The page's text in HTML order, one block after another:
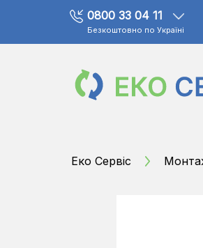
0800 33 04 11
Безкоштовно по Україні
Еко Сервіс